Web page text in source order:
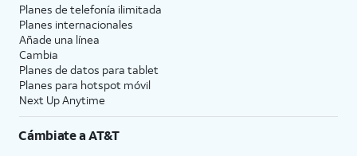
Planes de telefonía ilimitada
Planes internacionales
Añade una línea
Cambia
Planes de datos para tablet
Planes para hotspot móvil
Next Up Anytime
Cámbiate aAT&T